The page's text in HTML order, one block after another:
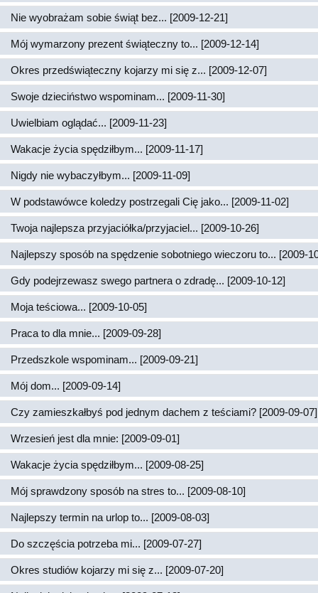
Nie wyobrażam sobie świąt bez... [2009-12-21]
Mój wymarzony prezent świąteczny to... [2009-12-14]
Okres przedświąteczny kojarzy mi się z... [2009-12-07]
Swoje dzieciństwo wspominam... [2009-11-30]
Uwielbiam oglądać... [2009-11-23]
Wakacje życia spędziłbym... [2009-11-17]
Nigdy nie wybaczyłbym... [2009-11-09]
W podstawówce koledzy postrzegali Cię jako... [2009-11-02]
Twoja najlepsza przyjaciółka/przyjaciel... [2009-10-26]
Najlepszy sposób na spędzenie sobotniego wieczoru to... [2009-
Gdy podejrzewasz swego partnera o zdradę... [2009-10-12]
Moja teściowa... [2009-10-05]
Praca to dla mnie... [2009-09-28]
Przedszkole wspominam... [2009-09-21]
Mój dom... [2009-09-14]
Czy zamieszkałbyś pod jednym dachem z teściami? [2009-09-07]
Wrzesień jest dla mnie: [2009-09-01]
Wakacje życia spędziłbym... [2009-08-25]
Mój sprawdzony sposób na stres to... [2009-08-10]
Najlepszy termin na urlop to... [2009-08-03]
Do szczęścia potrzeba mi... [2009-07-27]
Okres studiów kojarzy mi się z... [2009-07-20]